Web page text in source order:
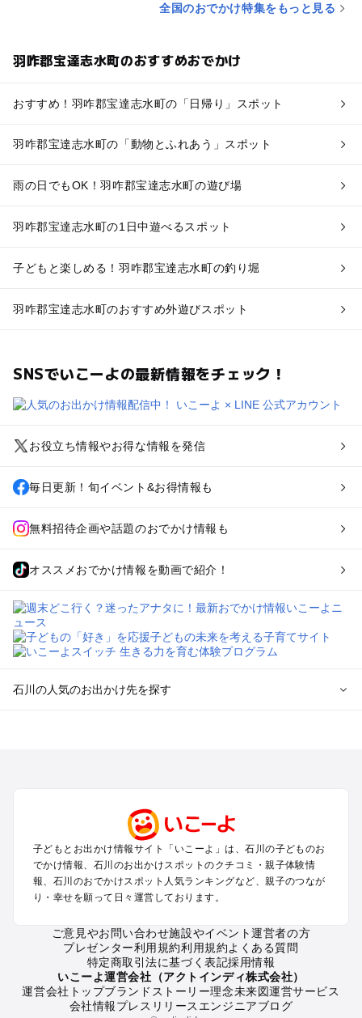
全国のおでかけ特集をもっと見る
羽咋郡宝達志水町のおすすめおでかけ
おすすめ！羽咋郡宝達志水町の「日帰り」スポット
羽咋郡宝達志水町の「動物とふれあう」スポット
雨の日でもOK！羽咋郡宝達志水町の遊び場
羽咋郡宝達志水町の1日中遊べるスポット
子どもと楽しめる！羽咋郡宝達志水町の釣り堀
羽咋郡宝達志水町のおすすめ外遊びスポット
SNSでいこーよの最新情報をチェック！
お役立ち情報やお得な情報を発信
毎日更新！旬イベント&お得情報も
無料招待企画や話題のおでかけ情報も
オススメおでかけ情報を動画で紹介！
石川の人気のお出かけ先を探す
白山周辺のプールお出かけ
和倉・七尾のプールお出かけ
石川の定番お出かけスポット
石川の遊園地
石川のバーベキュー
石川の釣り
石川の牧場
石川のプール
石川のアスレチック
子どもとお出かけ情報サイト「いこーよ」は、石川の子どものお
でかけ情報、石川のお出かけスポットのクチコミ・親子体験情
報、石川のおでかけスポット人気ランキングなど、親子のつなが
り・幸せを願って日々運営しております。
ご意見やお問い合わせ施設やイベント運営者の方
プレゼンター利用規約利用規約よくある質問
特定商取引法に基づく表記採用情報
いこーよ運営会社（アクトインディ株式会社）
運営会社トップブランドストーリー理念未来図運営サービス
会社情報プレスリリース エンジニアブログ